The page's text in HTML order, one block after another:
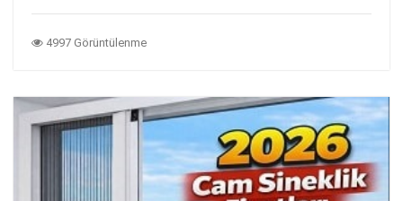
4997 Görüntülenme